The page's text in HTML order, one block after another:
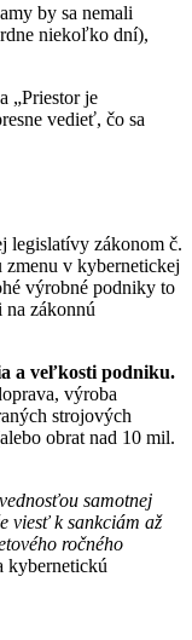
by sa nemali
niekoľko dní),
„Priestor je
vedieť, čo sa
legislatívy zákonom č.
zmenu v kybernetickej
výrobné podniky to
na zákonnú
a veľkosti podniku.
výroba
strojových
obrat nad 10 mil.
samotnej
viesť k sankciám až
ročného
kybernetickú